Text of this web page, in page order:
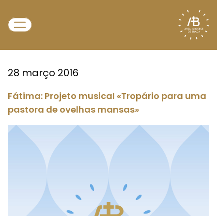
28 março 2016
Fátima: Projeto musical «Tropário para uma
pastora de ovelhas mansas»